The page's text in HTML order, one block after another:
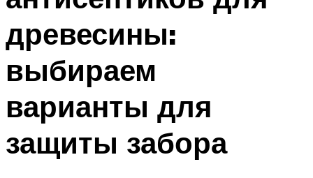
древесины:
выбираем
варианты для
защиты забора